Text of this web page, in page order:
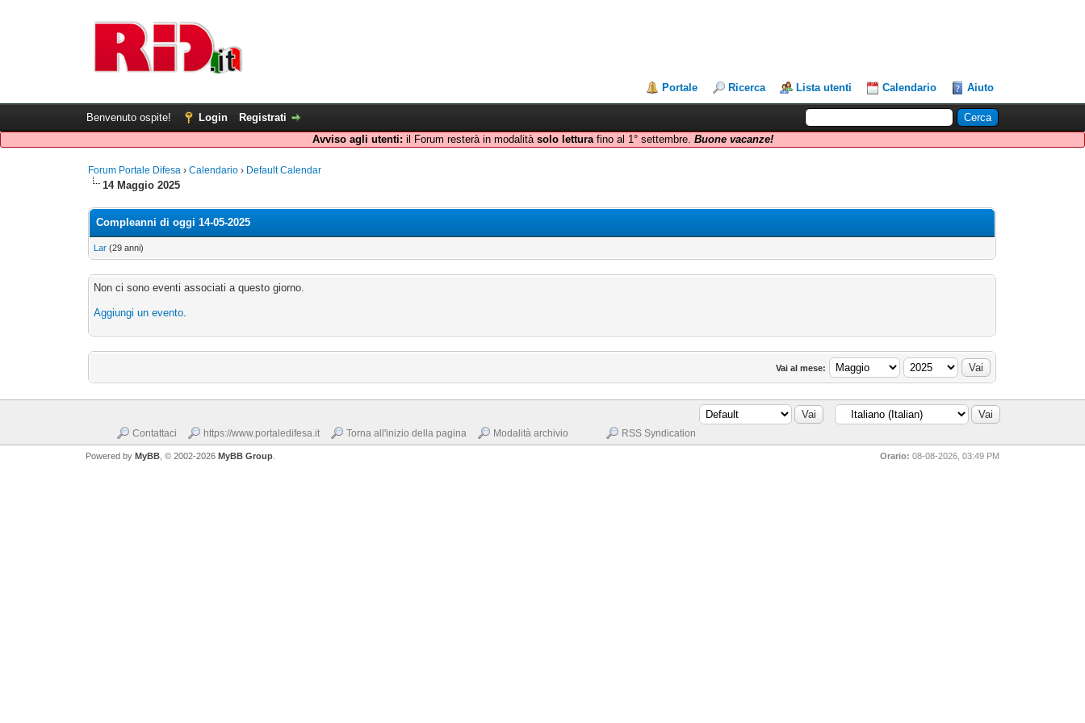
Portale Ricerca Lista utenti Calendario Aiuto
Benvenuto ospite! Login
Registrati
Avviso agli utenti: il Forum resterà in modalità solo letturafino al 1° settembre. Buone vacanze!
Forum Portale Difesa ›Calendario › Default Calendar
14 Maggio 2025
Compleanni di oggi 14-05-2025
Lar (29 anni)
Non ci sono eventi associati a questo giorno.
Aggiungi un evento.
Vai al mese:
Contattaci https://www.portaledifesa.it Torna all'inizio della pagina Modalità archivio RSS Syndication
Orario: 08-08-2026, 03:49 PM
Powered by MyBB, © 2002-2026 MyBB Group.